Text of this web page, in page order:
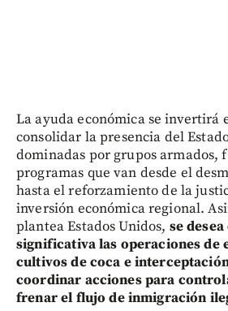
La ayuda económica se invertirá
consolidar la presencia del
dominadas por grupos armados,
programas que van desde el
hasta el reforzamiento de la
inversión económica regional.
plantea Estados Unidos, se
significativa las operaciones de
cultivos de coca e
coordinar acciones para
frenar el flujo de inmigración